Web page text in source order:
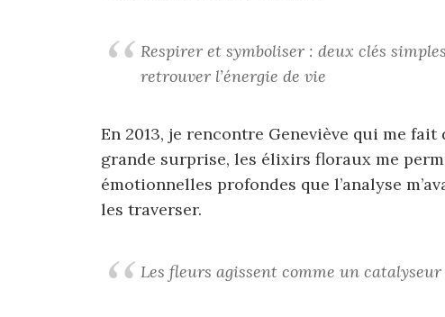
Respirer et symboliser : deux clés
retrouver l’énergie de vie
En 2013, je rencontre Geneviève qui me
grande surprise, les élixirs floraux me
émotionnelles profondes que l’analyse
les traverser.
Les fleurs agissent comme un